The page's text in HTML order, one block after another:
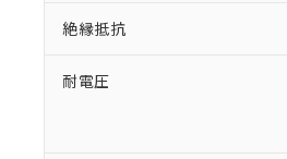
絶縁抵抗
耐電圧